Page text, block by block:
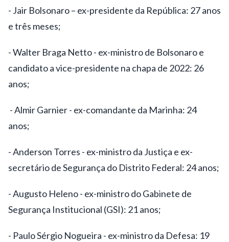
- Jair Bolsonaro – ex-presidente da República: 27 anos
e três meses;
- Walter Braga Netto - ex-ministro de Bolsonaro e
candidato a vice-presidente na chapa de 2022: 26
anos;
- Almir Garnier - ex-comandante da Marinha: 24
anos;
- Anderson Torres - ex-ministro da Justiça e ex-
secretário de Segurança do Distrito Federal: 24 anos;
- Augusto Heleno - ex-ministro do Gabinete de
Segurança Institucional (GSI): 21 anos;
- Paulo Sérgio Nogueira - ex-ministro da Defesa: 19